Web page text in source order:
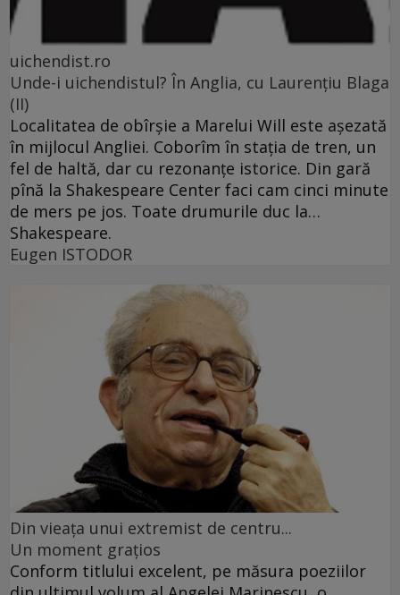
uichendist.ro
Unde-i uichendistul? În Anglia, cu Laurenţiu Blaga
(II)
Localitatea de obîrşie a Marelui Will este aşezată
în mijlocul Angliei. Coborîm în staţia de tren, un
fel de haltă, dar cu rezonanţe istorice. Din gară
pînă la Shakespeare Center faci cam cinci minute
de mers pe jos. Toate drumurile duc la…
Shakespeare.
Eugen ISTODOR
Din vieaţa unui extremist de centru...
Un moment graţios
Conform titlului excelent, pe măsura poeziilor